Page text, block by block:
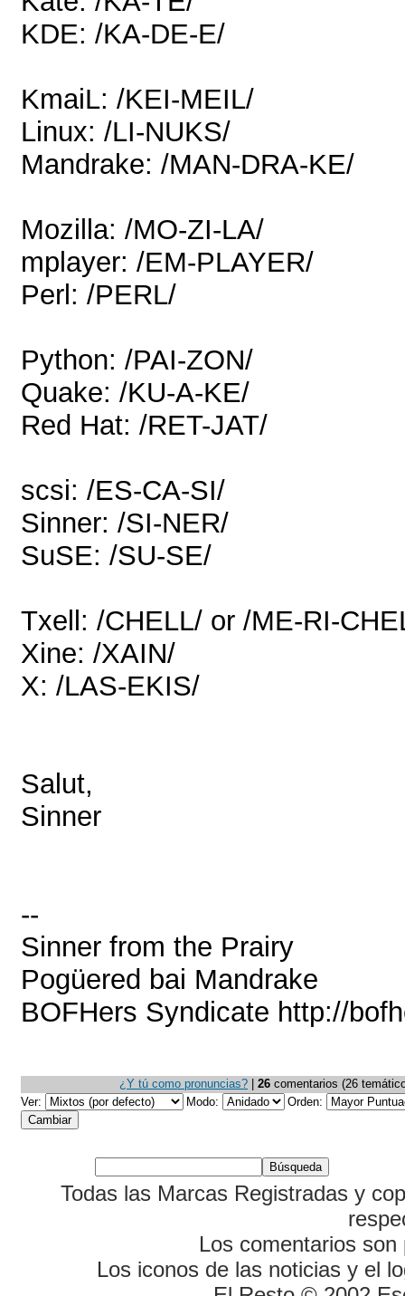
KDE: /KA-DE-E/
KmaiL: /KEI-MEIL/
Linux: /LI-NUKS/
Mandrake: /MAN-DRA-KE/
Mozilla: /MO-ZI-LA/
mplayer: /EM-PLAYER/
Perl: /PERL/
Python: /PAI-ZON/
Quake: /KU-A-KE/
Red Hat: /RET-JAT/
scsi: /ES-CA-SI/
Sinner: /SI-NER/
SuSE: /SU-SE/
Txell: /CHELL/ or /ME-RI-
Xine: /XAIN/
X: /LAS-EKIS/
Salut,
Sinner
--
Sinner from the Prairy
Pogüered bai Mandrake
BOFHers Syndicate http://
¿Y tú como pronuncias? 26 comentarios (26
Ver:
Modo: Orden:
Todas las Marcas Registradas y
Los comentarios
Los iconos de las noticias y el